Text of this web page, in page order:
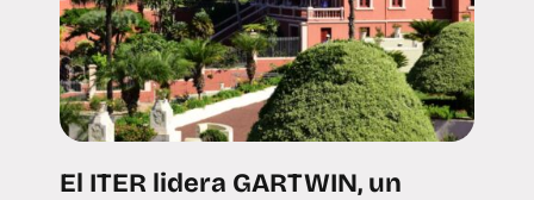
El ITER lidera GARTWIN, un